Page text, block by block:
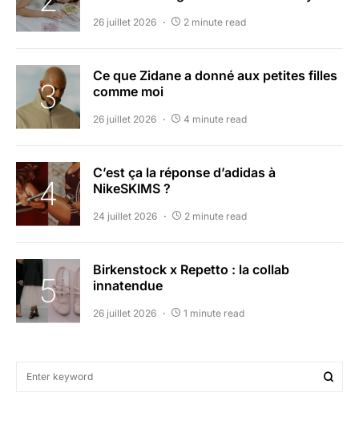
26 juillet 2026 2 minute read
Ce que Zidane a donné aux petites filles
comme moi
26 juillet 2026 4 minute read
C’est ça la réponse d’adidas à
NikeSKIMS ?
24 juillet 2026 2 minute read
Birkenstock x Repetto : la collab
innatendue
26 juillet 2026 1 minute read